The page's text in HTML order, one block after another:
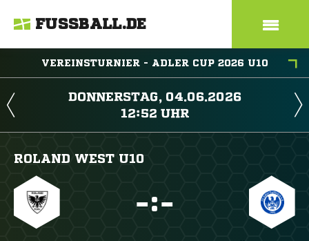
FUSSBALL.DE
VEREINSTURNIER - ADLER CUP 2026 U10
 
 
ROLAND WEST U10
: